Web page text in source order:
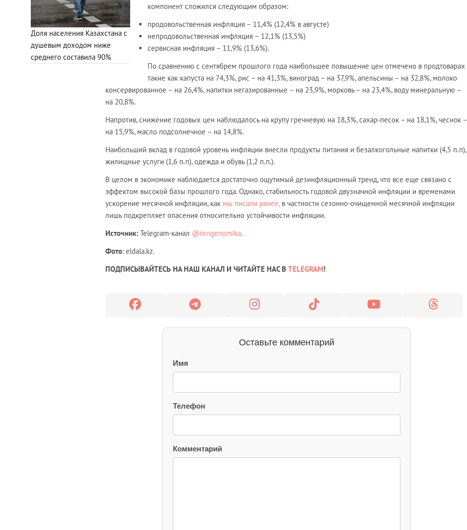
Доля населения Казахстана с
душевым доходом ниже
среднего составила 90%
компонент сложился следующим образом:
продовольственная инфляция – 11,4% (12,4% в августе)
непродовольственная инфляция – 12,1% (13,5%)
сервисная инфляция – 11,9% (13,6%).
По сравнению с сентябрем прошлого года наибольшее повышение цен отмечено в продтоварах
такие как капуста на 74,3%, рис – на 41,3%, виноград – на 37,9%, апельсины – на 32,8%, молоко
консервированное – на 26,4%, напитки негазированные – на 23,9%, морковь – на 23,4%, воду минеральную –
на 20,8%.
Напротив, снижение годовых цен наблюдалось на крупу гречневую на 18,3%, сахар-песок – на 18,1%, чеснок –
на 15,9%, масло подсолнечное – на 14,8%.
Наибольший вклад в годовой уровень инфляции внесли продукты питания и безалкогольные напитки (4,5 п.п),
жилищные услуги (1,6 п.п), одежда и обувь (1,2 п.п.).
В целом в экономике наблюдается достаточно ощутимый дезинфляционный тренд, что все еще связано с
эффектом высокой базы прошлого года. Однако, стабильность годовой двузначной инфляции и временами
ускорение месячной инфляции, как мы писали ранее,в частности сезонно-очищенной месячной инфляции
лишь подкрепляет опасения относительно устойчивости инфляции.
Источник: Telegram-канал @tengenomika.
Фото: eldala.kz.
ПОДПИСЫВАЙТЕСЬ НА НАШ КАНАЛ И ЧИТАЙТЕ НАС В TELEGRAM!
Оставьте комментарий
Имя
Телефон
Комментарий